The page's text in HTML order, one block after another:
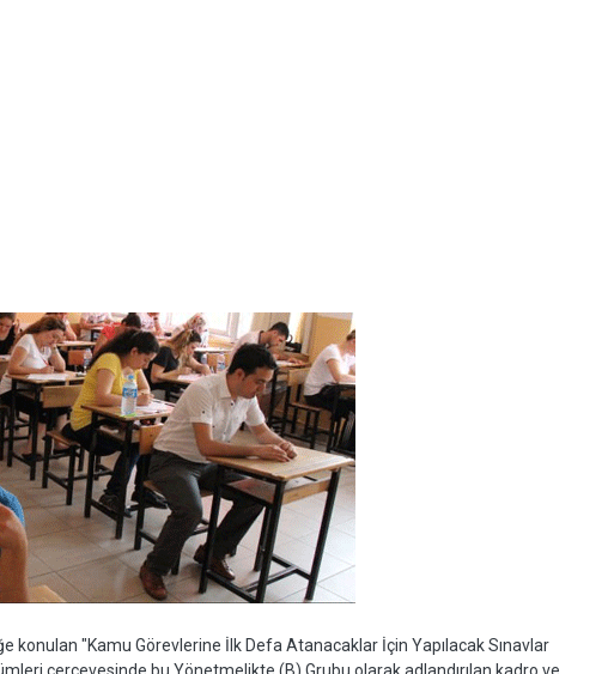
konulan "Kamu Görevlerine İlk Defa Atanacaklar İçin Yapılacak Sınavlar